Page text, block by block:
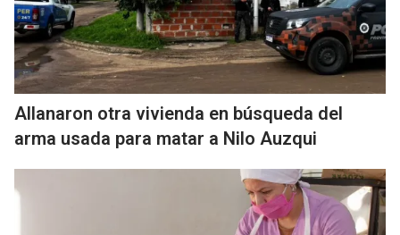
Allanaron otra vivienda en búsqueda del
arma usada para matar a Nilo Auzqui